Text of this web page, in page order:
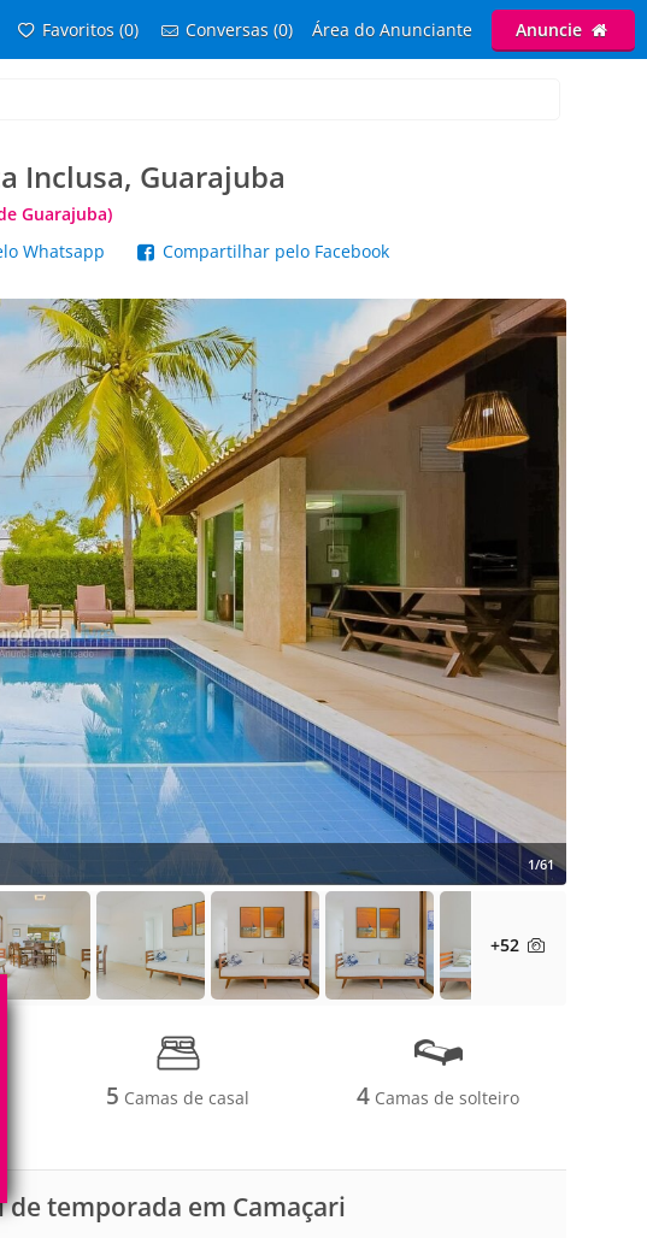
Favoritos (0) Conversas (0) Área do Anunciante Anuncie
Inclusa, Guarajuba
Guarajuba)
Whatsapp Compartilhar pelo Facebook
1/61
+52
5 Camas de casal 4 Camas de solteiro
de temporada em Camaçari